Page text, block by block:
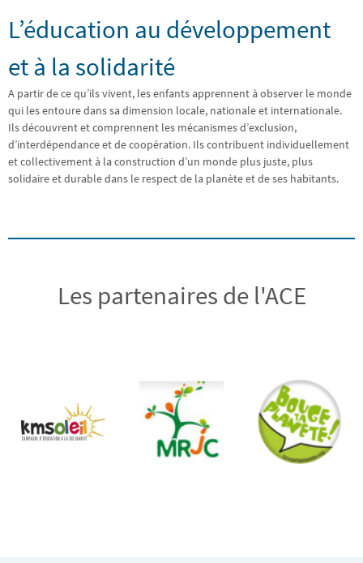
L’éducation au développement
et à la solidarité
A partir de ce qu’ils vivent, les enfants apprennent à observer le monde
qui les entoure dans sa dimension locale, nationale et internationale.
Ils découvrent et comprennent les mécanismes d’exclusion,
d’interdépendance et de coopération. Ils contribuent individuellement
et collectivement à la construction d’un monde plus juste, plus
solidaire et durable dans le respect de la planète et de ses habitants.
Les partenaires de l'ACE